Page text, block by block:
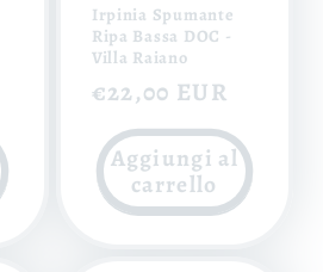
Irpinia Spumante
Ripa Bassa DOC -
Villa Raiano
Prezzo
listino
€22,00 EUR
Aggiungi al
carrello